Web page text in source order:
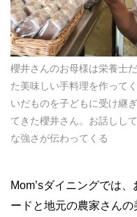
櫻井さんのお母様は栄養士
た美味しい手料理を作って
いだものを子どもに受け継
てきた櫻井さん。お話しし
な強さが伝わってくる
Mom’sダイニングでは
ードと地元の農家さん